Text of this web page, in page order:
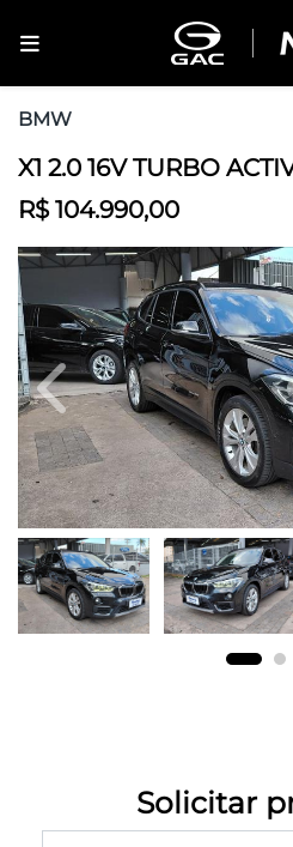
BMW
X1 2.0 16V TURBO
R$ 104.990,00
Previous
Solicitar